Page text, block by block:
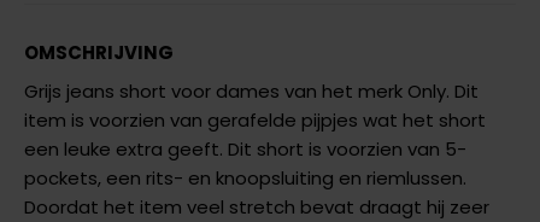
OMSCHRIJVING
Grijs jeans short voor dames van het merk Only. Dit
item is voorzien van gerafelde pijpjes wat het short
een leuke extra geeft. Dit short is voorzien van 5-
pockets, een rits- en knoopsluiting en riemlussen.
Doordat het item veel stretch bevat draagt hij zeer